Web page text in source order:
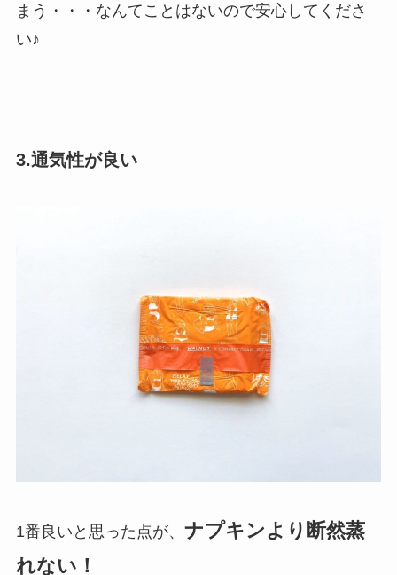
まう・・・なんてことはないので安心してくださ
い♪
3.通気性が良い
1番良いと思った点が、 ナプキンより断然蒸
れない！